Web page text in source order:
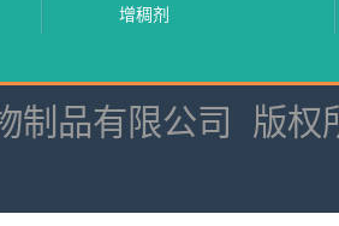
增稠剂
制品有限公司 版权